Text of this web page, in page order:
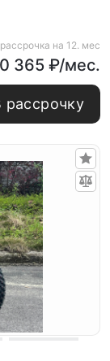
рассрочка на 12. мес
365 ₽/мес.
рассрочку